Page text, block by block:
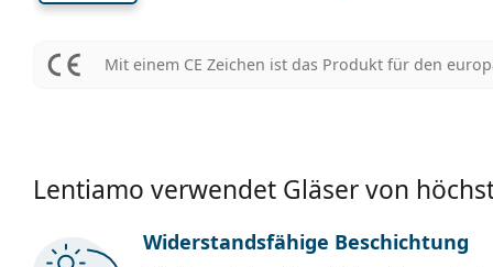
Mit einem CE Zeichen ist das Produkt für den
Lentiamo verwendet Gläser von
Widerstandsfähige Beschichtung